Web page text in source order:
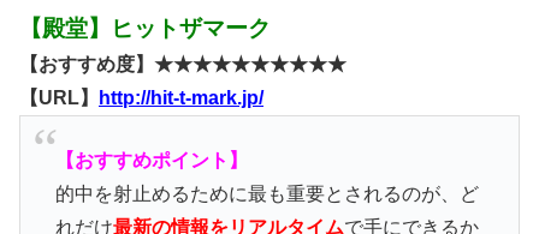
【殿堂】ヒットザマーク
【おすすめ度】★★★★★★★★★★
【URL】
http://hit-t-mark.jp/
【おすすめポイント】
的中を射止めるために最も重要とされるのが、ど
れだけ最新の情報をリアルタイムで手にできるか